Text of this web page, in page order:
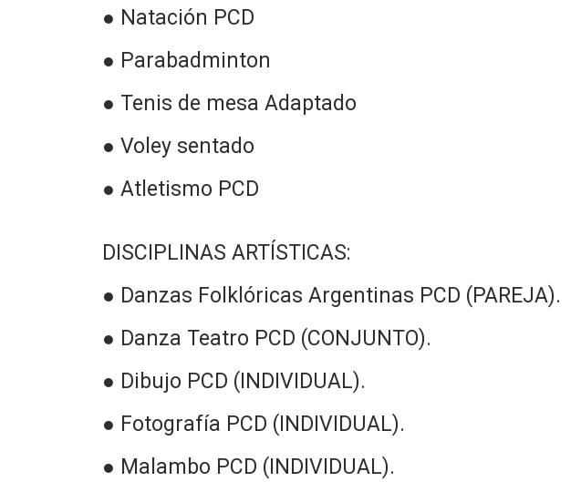
● Natación PCD
● Parabadminton
● Tenis de mesa Adaptado
● Voley sentado
● Atletismo PCD
DISCIPLINAS ARTÍSTICAS:
● Danzas Folklóricas Argentinas PCD (PAREJA).
● Danza Teatro PCD (CONJUNTO).
● Dibujo PCD (INDIVIDUAL).
● Fotografía PCD (INDIVIDUAL).
● Malambo PCD (INDIVIDUAL).